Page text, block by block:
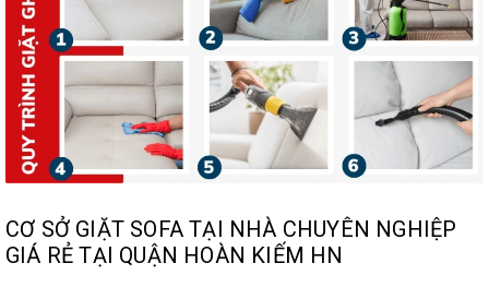
CƠ SỞ GIẶT SOFA TẠI NHÀ CHUYÊN NGHIỆP
GIÁ RẺ TẠI QUẬN HOÀN KIẾM HN